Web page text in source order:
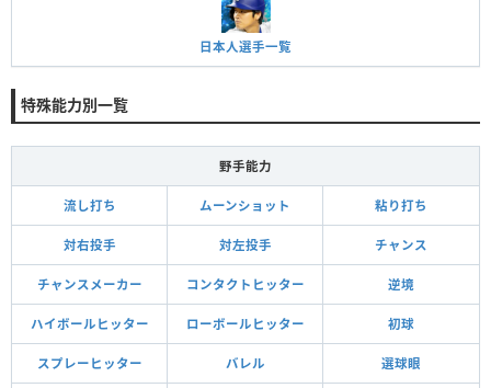
日本人選手一覧
特殊能力別一覧
野手能力
流し打ち ムーンショット 粘り打ち
対右投手 対左投手 チャンス
チャンスメーカー コンタクトヒッター 逆境
ハイボールヒッター ローボールヒッター 初球
スプレーヒッター バレル 選球眼